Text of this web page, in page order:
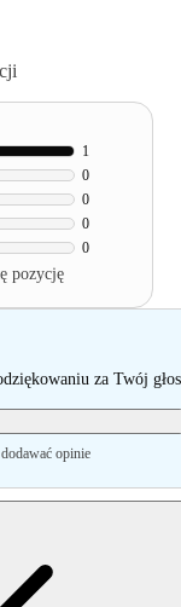
0
0
0
0
1
pozycję
za Twój głos
opinie